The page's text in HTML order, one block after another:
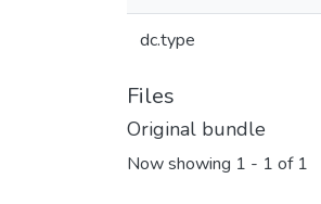
dc.type
Files
Original bundle
Now showing 1 - 1 of 1